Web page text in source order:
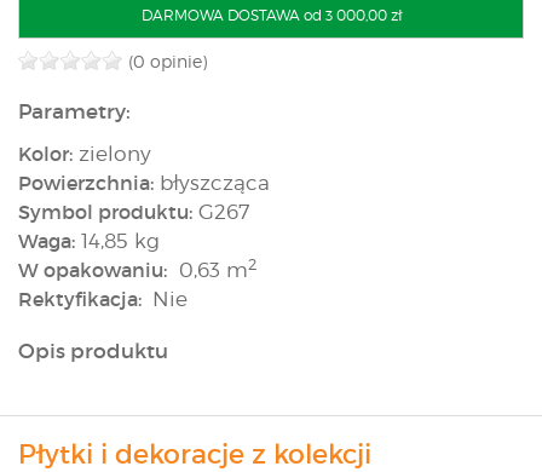
DARMOWA DOSTAWA od 3 000,00 zł
(0 opinie)
Parametry:
Kolor: zielony
Powierzchnia: błyszcząca
Symbol produktu: G267
Waga: 14,85 kg
W opakowaniu: 0,63 m2
Rektyfikacja: Nie
Opis produktu
Płytki i dekoracje z kolekcji